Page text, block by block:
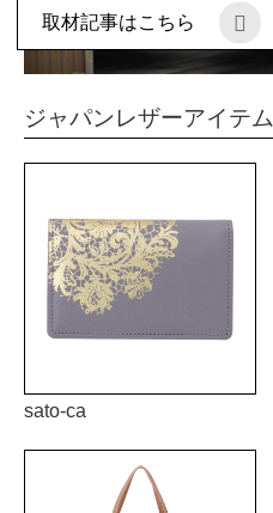
取材記事はこちら
ジャパンレザーアイテム
sato-ca